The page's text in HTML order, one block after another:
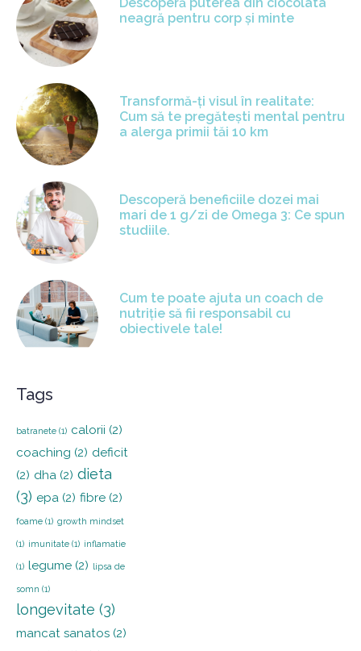
neagră pentru corp și minte
Transformă-ți visul în realitate:
Cum să te pregătești mental pentru
a alerga primii tăi 10 km
Descoperă beneficiile dozei mai
mari de 1 g/zi de Omega 3: Ce spun
studiile.
Cum te poate ajuta un coach de
nutriție să fii responsabil cu
obiectivele tale!
Tags
batranete (1) calorii (2)
coaching (2) deficit
(2) dha (2) dieta
(3) epa (2) fibre (2)
foame (1) growth mindset
(1) imunitate (1) inflamatie
(1) legume (2) lipsa de
somn (1)
longevitate (3)
mancat sanatos (2)